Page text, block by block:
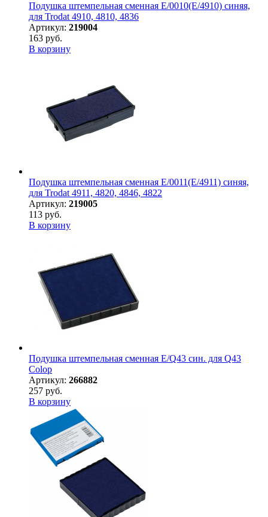
Подушка штемпельная сменная E/0010(E/4910) синяя,
для Trodat 4910, 4810, 4836
Артикул: 219004
163 руб.
В корзину
Подушка штемпельная сменная E/0011(E/4911) синяя,
для Trodat 4911, 4820, 4846, 4822
Артикул: 219005
113 руб.
В корзину
Подушка штемпельная сменная E/Q43 син. для Q43
Colop
Артикул: 266882
257 руб.
В корзину